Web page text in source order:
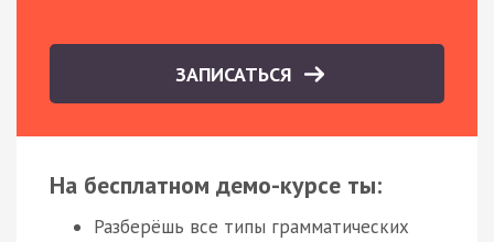
ЗАПИСАТЬСЯ
На бесплатном демо-курсе ты:
Разберёшь все типы грамматических